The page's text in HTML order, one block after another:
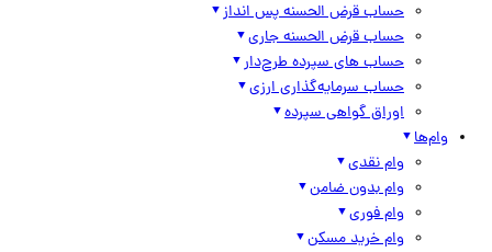
حساب قرض الحسنه پس انداز
حساب قرض الحسنه جاری
حساب های سپرده طرح‌دار
حساب سرمایه‌گذاری ارزی
اوراق گواهی سپرده
وام‌ها
وام نقدی
وام بدون ضامن
وام فوری
وام خرید مسکن